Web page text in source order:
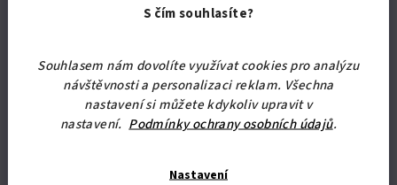
S čím souhlasíte?
Souhlasem nám dovolíte využívat cookies pro analýzu
návštěvnosti a personalizaci reklam. Všechna
nastavení si můžete kdykoliv upravit v
nastavení. Podmínky ochrany osobních údajů.
Nastavení
2 roky
Dekor
ořech,ořech lyon
120 cm
výška:
45 cm